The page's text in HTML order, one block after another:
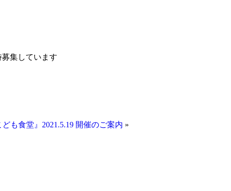
集しています
ども食堂』2021.5.19 開催のご案内 »